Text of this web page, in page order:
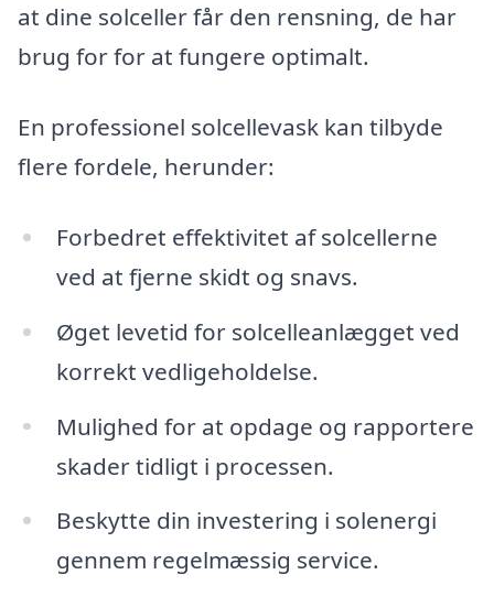
at dine solceller får den rensning, de har
brug for for at fungere optimalt.
En professionel solcellevask kan tilbyde
flere fordele, herunder:
Forbedret effektivitet af solcellerne
ved at fjerne skidt og snavs.
Øget levetid for solcelleanlægget ved
korrekt vedligeholdelse.
Mulighed for at opdage og rapportere
skader tidligt i processen.
Beskytte din investering i solenergi
gennem regelmæssig service.